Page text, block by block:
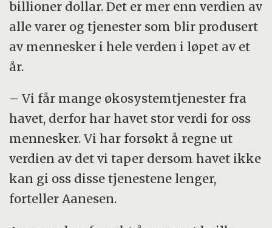
billioner dollar. Det er mer enn verdien av
alle varer og tjenester som blir produsert
av mennesker i hele verden i løpet av et
år.
– Vi får mange økosystemtjenester fra
havet, derfor har havet stor verdi for oss
mennesker. Vi har forsøkt å regne ut
verdien av det vi taper dersom havet ikke
kan gi oss disse tjenestene lenger,
forteller Aanesen.